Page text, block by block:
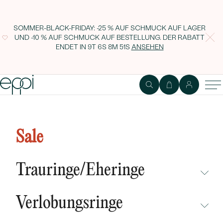
SOMMER-BLACK-FRIDAY: -25 % AUF SCHMUCK AUF LAGER
UND -10 % AUF SCHMUCK AUF BESTELLUNG. DER RABATT
ENDET IN 9T 6S 8M 50S ANSEHEN
Sale
Trauringe/Eheringe
NEUHEITEN
Verlobungsringe
Diamanten Audhild